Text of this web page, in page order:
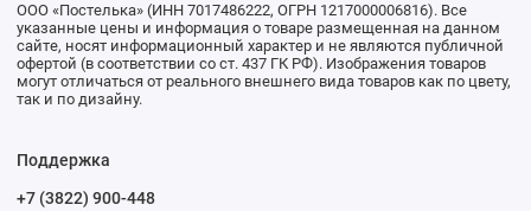
ООО «Постелька» (ИНН 7017486222, ОГРН 1217000006816). Все
указанные цены и информация о товаре размещенная на данном
сайте, носят информационный характер и не являются публичной
офертой (в соответствии со ст. 437 ГК РФ). Изображения товаров
могут отличаться от реального внешнего вида товаров как по цвету,
так и по дизайну.
Поддержка
+7 (3822) 900-448